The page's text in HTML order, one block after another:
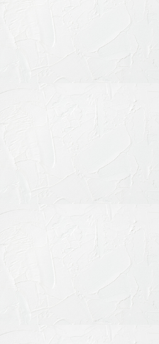
● 裏側矯正（リンガ
裏側矯正は、歯の裏側にブラ
らは矯正装置がほとんど見え
で話す機会が多い方や、矯正
に選ばれています。ただし、
スの難しさといった課題もあ
ます。当院では、リンガル矯
精密な治療計画を立てて対応し
▶︎ 「裏側矯正（リン